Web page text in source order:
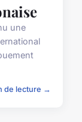
une
de lecture →